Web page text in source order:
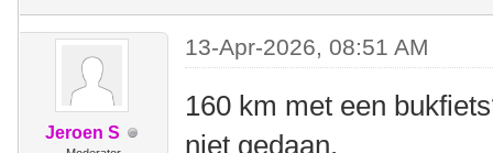
Jeroen S
13-Apr-2026, 08:51 AM
160 km met een
niet gedaan.